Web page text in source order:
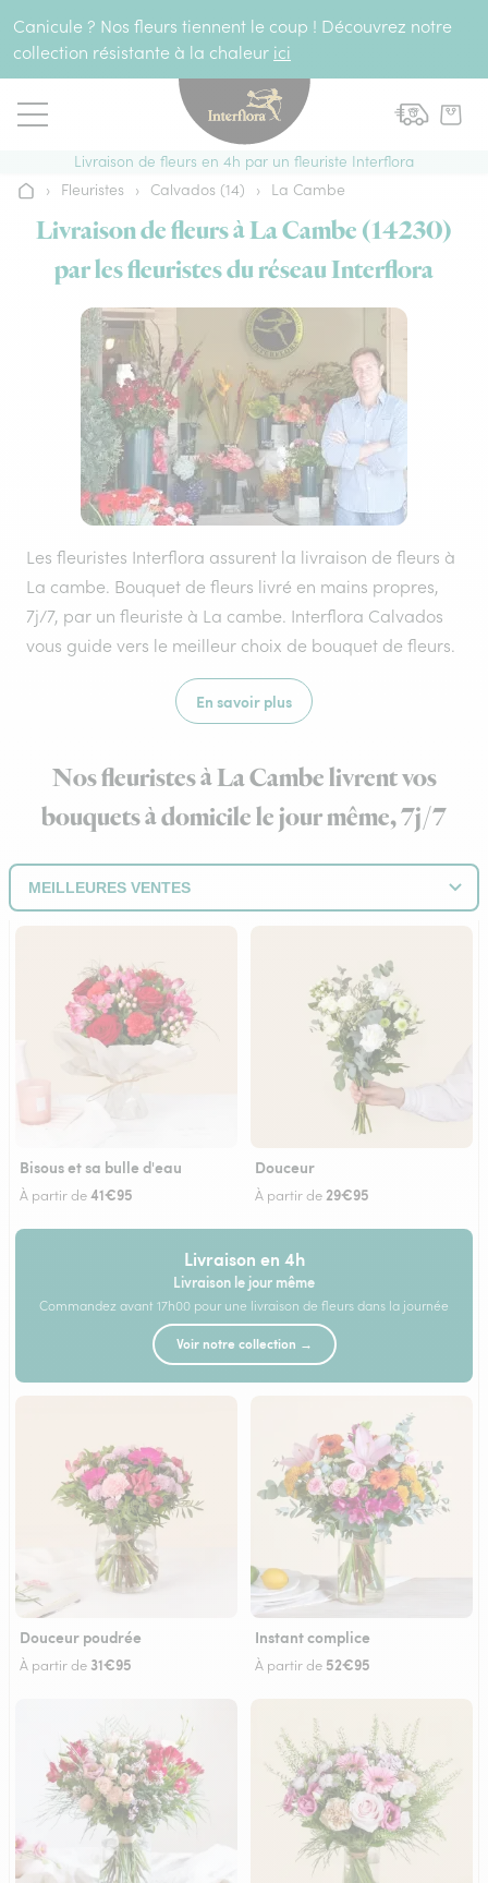
Canicule ? Nos fleurs tiennent le coup ! Découvrez notre
collection résistante à la chaleur ici
Livraison de fleurs en 4h par un fleuriste Interflora
Accueil
› Fleuristes › Calvados (14) › La Cambe
Livraison de fleurs à La Cambe (14230)
par les fleuristes du réseau Interflora
Les fleuristes Interflora assurent la livraison de fleurs à
La cambe. Bouquet de fleurs livré en mains propres,
7j/7, par un fleuriste à La cambe. Interflora Calvados
vous guide vers le meilleur choix de bouquet de fleurs.
En savoir plus
Nos fleuristes à La Cambe livrent vos
bouquets à domicile le jour même, 7j/7
Bisous et sa bulle d'eau
À partir de41€95
Douceur
À partir de 29€95
Livraison en 4h
Livraison le jour même
Commandez avant 17h00 pour une livraison de fleurs dans la journée
Voir notre collection →
Douceur poudrée
À partir de 31€95
Instant complice
À partir de 52€95